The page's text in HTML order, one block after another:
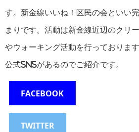
す。新金線いいね！区民の会といい
まりです。活動は新金線近辺のクリ
やウォーキング活動を行っております
公式SNSがあるのでご紹介です。
FACEBOOK
TWITTER